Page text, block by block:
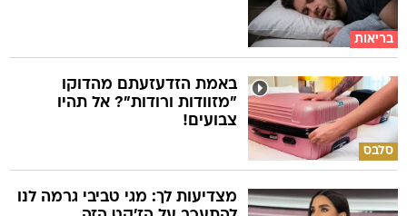
בריאות
סלבס
באמת הזדעזעתם מהדוקו
"מזוודות ורודות"? אל תהיו
צבועים!
מצדיעות לך: מגי טביבי גרמה לנו